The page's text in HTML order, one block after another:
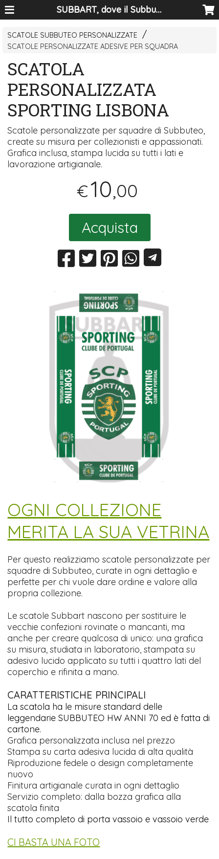
SUBBART, dove il Subbuteo diventa arte
SCATOLE SUBBUTEO PERSONALIZZATE
SCATOLE PERSONALIZZATE ADESIVE PER SQUADRA
SCATOLA
PERSONALIZZATA
SPORTING LISBONA
Scatole personalizzate per squadre di Subbuteo,
create su misura per collezionisti e appassionati.
Grafica inclusa, stampa lucida su tutti i lati e
lavorazione artigianale.
€10,00
Acquista
​OGNI COLLEZIONE
MERITA LA SUA VETRINA
Per questo realizziamo scatole personalizzate per
squadre di Subbuteo, curate in ogni dettaglio e
perfette per chi vuole dare ordine e valore alla
propria collezione.
Le scatole Subbart nascono per sostituire le
vecchie confezioni rovinate o mancanti, ma
anche per creare qualcosa di unico: una grafica
su misura, studiata in laboratorio, stampata su
adesivo lucido applicato su tutti i quattro lati del
coperchio e rifinita a mano.
CARATTERISTICHE PRINCIPALI
La scatola ha le misure standard delle
leggendarie SUBBUTEO HW ANNI 70 ed è fatta di
cartone.
Grafica personalizzata inclusa nel prezzo
Stampa su carta adesiva lucida di alta qualità
Riproduzione fedele o design completamente
nuovo
Finitura artigianale curata in ogni dettaglio
Servizio completo: dalla bozza grafica alla
scatola finita
Il tutto completo di porta vassoio e vassoio verde
CI BASTA UNA FOTO